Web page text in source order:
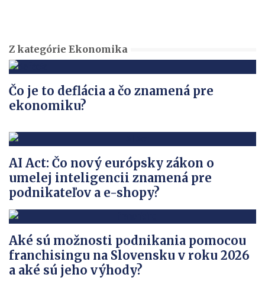
Z kategórie Ekonomika
Čo je to deflácia a čo znamená pre
ekonomiku?
AI Act: Čo nový európsky zákon o
umelej inteligencii znamená pre
podnikateľov a e-shopy?
Aké sú možnosti podnikania pomocou
franchisingu na Slovensku v roku 2026
a aké sú jeho výhody?